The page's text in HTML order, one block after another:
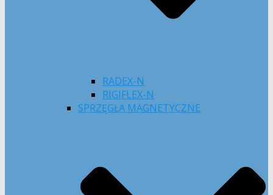
RADEX-N
RIGIFLEX-N
SPRZĘGŁA MAGNETYCZNE